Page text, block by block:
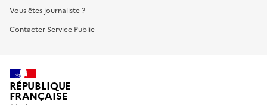
Vous êtes journaliste ?
Contacter Service Public
RÉPUBLIQUE
FRANÇAISE